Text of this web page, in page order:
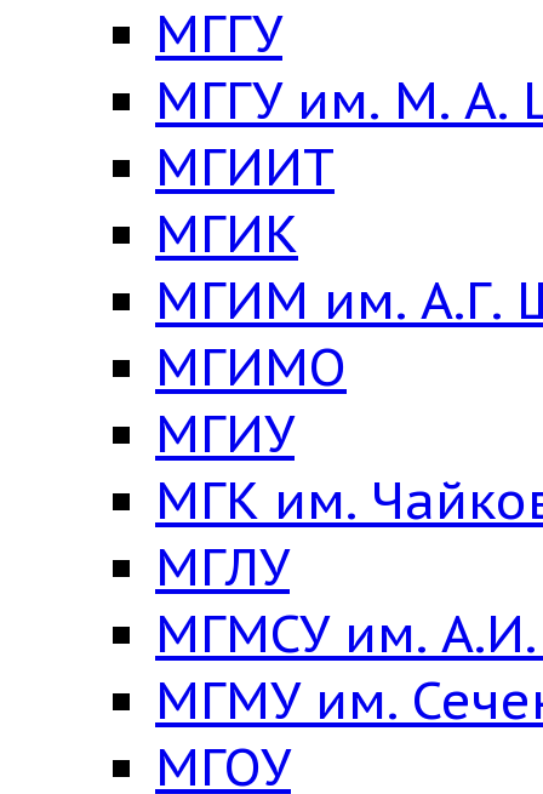
МГГУ
МГГУ им. М. А.
МГИИТ
МГИК
МГИМ им. А.Г.
МГИМО
МГИУ
МГК им.
МГЛУ
МГМСУ им.
МГМУ им.
МГОУ